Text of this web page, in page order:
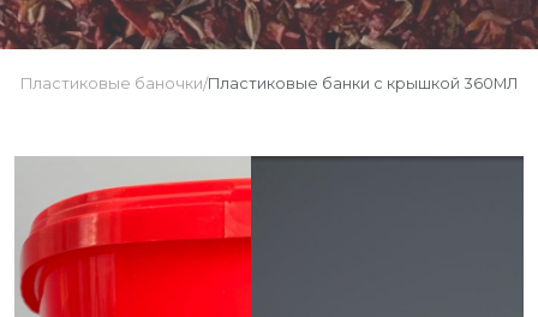
Пластиковые баночки/Пластиковые банки с крышкой 360МЛ